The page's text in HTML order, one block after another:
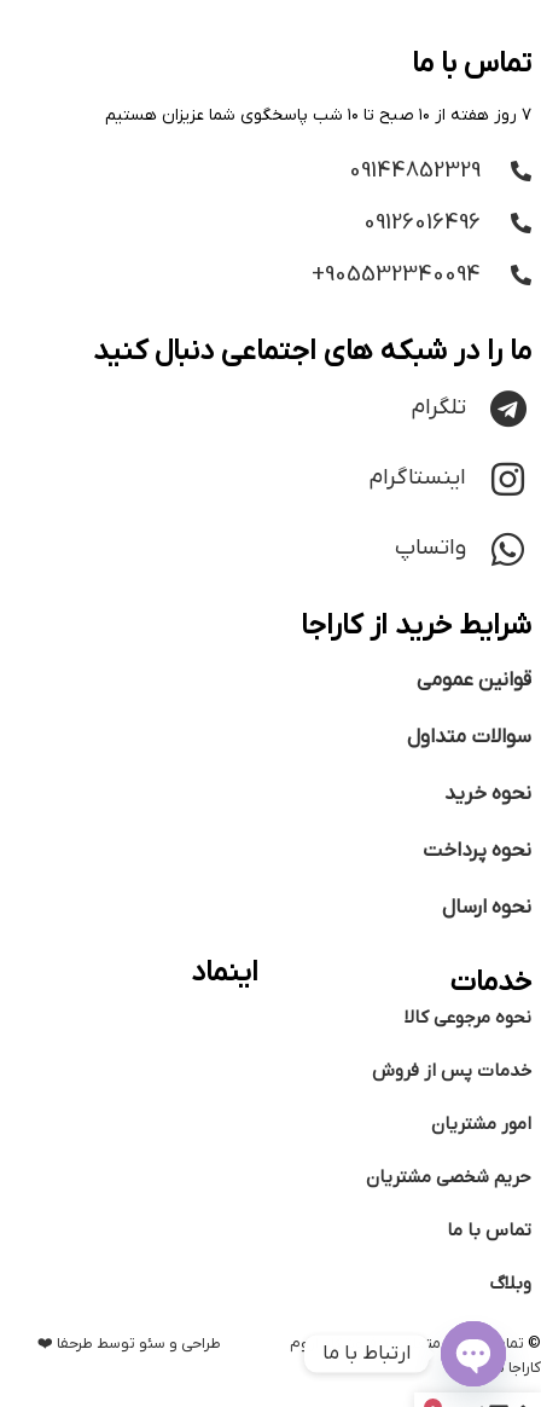
تماس با ما
۷ روز هفته از ۱۰ صبح تا ۱۰ شب پاسخگوی شما عزیزان هستیم
09144852329
09126016496
905532340094+
ما را در شبکه های اجتماعی دنبال کنید
تلگرام
اینستاگرام
واتساپ
شرایط خرید از کاراجا
قوانین عمومی
سوالات متداول
نحوه خرید
نحوه پرداخت
نحوه ارسال
خدمات
نحوه مرجوعی کالا
خدمات پس از فروش
امور مشتریان
حریم شخصی مشتریان
تماس با ما
وبلاگ
اینماد
©️ تمامی حقوق متعلق به فروشگاه اروم
کاراجا می باشد.
طراحی و سئو توسط طرحفا ❤️ ارتباط با ما
Open